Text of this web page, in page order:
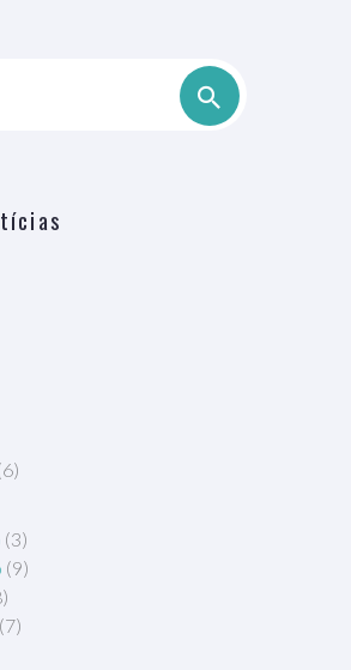
(3)
(9)
(7)